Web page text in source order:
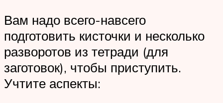
Вам надо всего-навсего
подготовить кисточки и несколько
разворотов из тетради (для
заготовок), чтобы приступить.
Учтите аспекты: